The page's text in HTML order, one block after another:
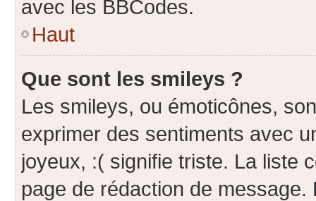
avec les BBCodes.
Haut
Que sont les smileys ?
Les smileys, ou émoticônes,
exprimer des sentiments avec
joyeux, :( signifie triste. La liste
page de rédaction de